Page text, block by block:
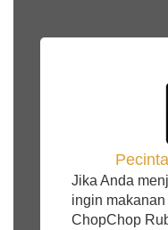
Jika Anda
ingin
ChopChop